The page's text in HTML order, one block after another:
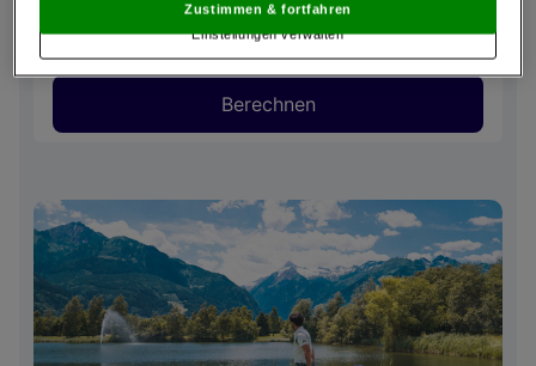
Berechnen
angemessenes Datenschutzniveau bescheinigt.Es besteht insbesondere
das Risiko, dass Ihre Daten dem Zugriff durch US-Behörden zu Kontroll- und
Überwachungszwecken unterliegen und dagegen keine wirksamen
Rechtsbehelfe zur Verfügung stehen.
Interessen einlegen. Klicken Sie dazu auf „Cookie Einstellungen“, die sich auf
jeder Seite unten im Footer befinden.
Link zur Datenschutzrichtlinie
Impressum
Wir und unsere Partner verarbeiten Daten, um
Einstellungen verwalten
Zustimmen & fortfahren